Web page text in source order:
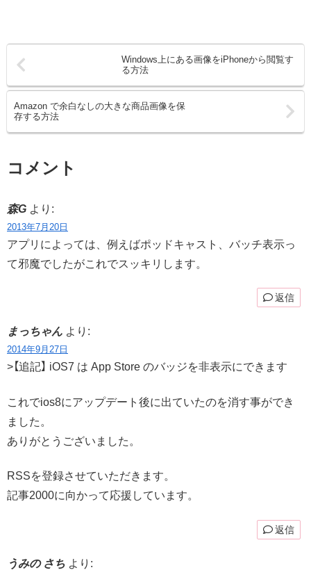
Windows上にある画像をiPhoneから閲覧す
る方法
Amazon で余白なしの大きな商品画像を保
存する方法
コメント
森G より:
2013年7月20日
アプリによっては、例えばポッドキャスト、バッチ表示っ
て邪魔でしたがこれでスッキリします。
返信
まっちゃん より:
2014年9月27日
>【追記】 iOS7 は App Store のバッジを非表示にできます
これでios8にアップデート後に出ていたのを消す事ができ
ました。
ありがとうございました。
RSSを登録させていただきます。
記事2000に向かって応援しています。
返信
うみの さち より: